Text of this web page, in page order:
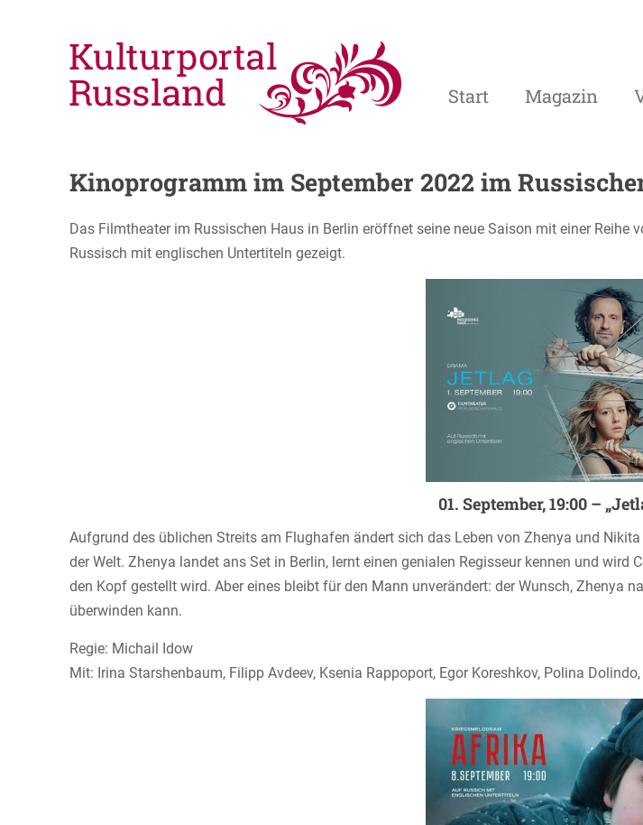
Start Magazin
Kinoprogramm im September 2022 im
Das Filmtheater im Russischen Haus in Berlin eröffnet seine neue Saison mit einer
Russisch mit englischen Untertiteln gezeigt.
01. September, 19:00 –
Aufgrund des üblichen Streits am Flughafen ändert sich das Leben von Zhenya und
der Welt. Zhenya landet ans Set in Berlin, lernt einen genialen Regisseur kennen und
den Kopf gestellt wird. Aber eines bleibt für den Mann unverändert: der Wunsch, Zhenya
überwinden kann.
Regie: Michail Idow
Mit: Irina Starshenbaum, Filipp Avdeev, Ksenia Rappoport, Egor Koreshkov, Polina